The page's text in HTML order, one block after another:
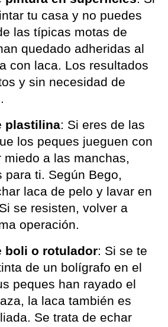
tu casa y no puedes
las típicas motas de
quedado adheridas al
con laca. Los resultados
y sin necesidad de
plastilina: Si eres de las
los peques jueguen con
miedo a las manchas,
para ti. Según Bego,
laca de pelo y lavar en
se resisten, volver a
operación.
boli o rotulador: Si se te
de un bolígrafo en el
peques han rayado el
la laca también es
Se trata de echar